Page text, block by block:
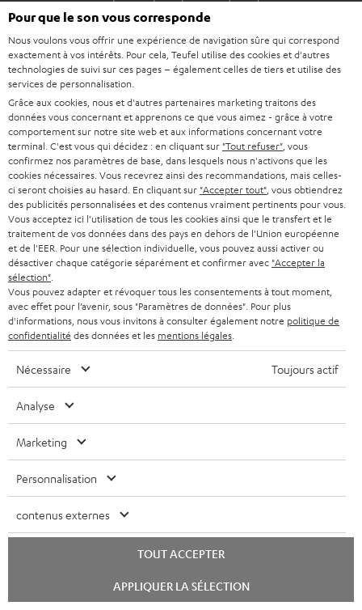
Téléchargement et support
D
o
c
u
m
n
t
s
t
l
é
h
a
r
Mode d’emploi: Enceintes colonne UL MK4 25 (Unité)
Déclaration de conformité: Enceintes colonne UL
MK4 25 (Unité)
Mode d’emploi: Enceinte colonne UL 40 ACTIVE Mk3
25 (Unité)
ACTIVE Mk3 25 (Unité)
Guide de démarrage rapide: Enceinte colonne UL 40
ACTIVE Mk3 25 (Unité)
Livret de sécurité: Enceinte colonne UL 40 ACTIVE
Mode d’emploi: Caisson de basses actif S 6000 SW
Guide de démarrage rapide: Caisson de basses actif S
6000 SW
Déclaration de conformité: Paire d'enceintes satellites
Guide de démarrage rapide: Paire d'enceintes
satellites EFFEKT 2
chat
Pour que le son vous corresponde
Nous voulons vous offrir une expérience de navigation sûre qui correspond
exactement à vos intérêts. Pour cela, Teufel utilise des cookies et d'autres
technologies de suivi sur ces pages – également celles de tiers et utilise des
services de personnalisation.
Grâce aux cookies, nous et d'autres partenaires marketing traitons des
données vous concernant et apprenons ce que vous aimez - grâce à votre
comportement sur notre site web et aux informations concernant votre
terminal. C'est vous qui décidez : en cliquant sur "Tout refuser" , vous
confirmez nos paramètres de base, dans lesquels nous n'activons que les
cookies nécessaires. Vous recevrez ainsi des recommandations, mais celles-
ci seront choisies au hasard. En cliquant sur "Accepter tout" , vous obtiendrez
des publicités personnalisées et des contenus vraiment pertinents pour vous.
Vous acceptez ici l'utilisation de tous les cookies ainsi que le transfert et le
traitement de vos données dans des pays en dehors de l'Union européenne
et de l'EER. Pour une sélection individuelle, vous pouvez aussi activer ou
désactiver chaque catégorie séparément et confirmer avec "Accepter la
sélection"
Vous pouvez adapter et révoquer tous les consentements à tout moment,
avec effet pour l’avenir, sous "Paramètres de données". Pour plus
d'informations, nous vous invitons à consulter également notre politique de
confidentialité des données et les mentions légales
Nécessaire Toujours actif
Analyse
Marketing
Personnalisation
contenus externes
TOUT ACCEPTER
APPLIQUER LA SÉLECTION